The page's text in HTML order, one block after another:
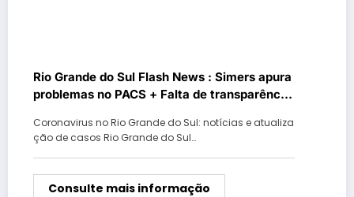
Rio Grande do Sul Flash News : Simers apura
problemas no PACS + Falta de transparência
Coronavirus no Rio Grande do Sul: notícias e atualiza
ção de casos Rio Grande do Sul…
Consulte mais informação